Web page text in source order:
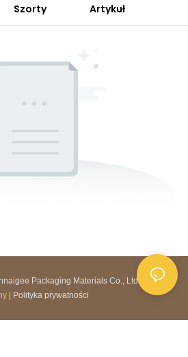
Szorty Artykuł
Packaging Materials Co., Ltd. |
Mapa
| Polityka prywatności